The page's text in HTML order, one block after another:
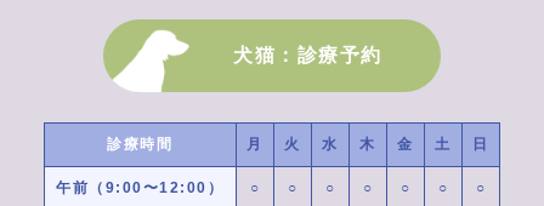
犬猫：診療予約
診療時間 月 火 水 木 金 土 日
午前（9:00〜12:00） ○ ○ ○ ○ ○ ○ ○